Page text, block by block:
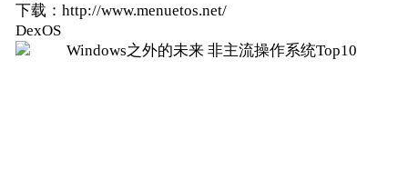
下载：http://www.menuetos.net/
DexOS